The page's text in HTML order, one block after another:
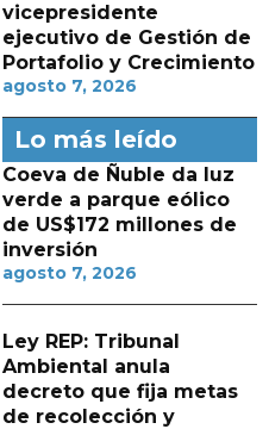
vicepresidente
ejecutivo de Gestión de
Portafolio y Crecimiento
agosto 7, 2026
Lo más leído
Coeva de Ñuble da luz
verde a parque eólico
de US$172 millones de
inversión
agosto 7, 2026
Ley REP: Tribunal
Ambiental anula
decreto que fija metas
de recolección y